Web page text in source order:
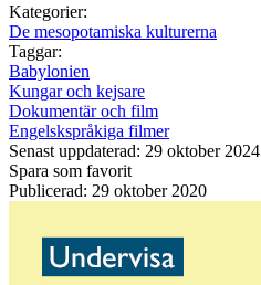
Kategorier:
De mesopotamiska kulturerna
Taggar:
Babylonien
Kungar och kejsare
Dokumentär och film
Engelskspråkiga filmer
Senast uppdaterad: 29 oktober 2024
Spara som favorit
Publicerad: 29 oktober 2020